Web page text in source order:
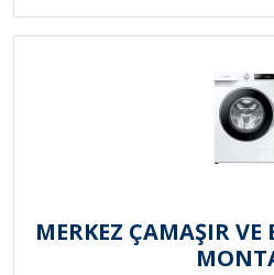
MERKEZ ÇAMAŞIR